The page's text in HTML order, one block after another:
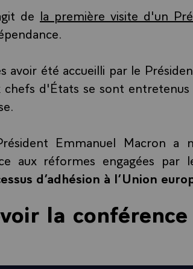
de la première visite d'un
avoir été accueilli par le
chefs d'États se sont
Emmanuel Macron
aux réformes engagées
d’adhésion à l’Union
la